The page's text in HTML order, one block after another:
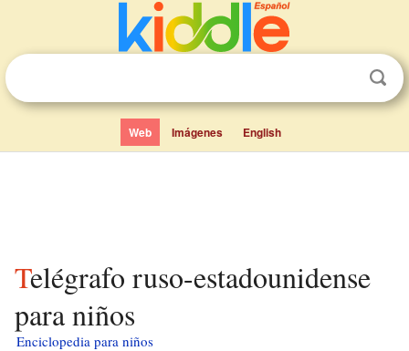
Web Imágenes English
Telégrafo ruso-estadounidense
para niños
Enciclopedia para niños